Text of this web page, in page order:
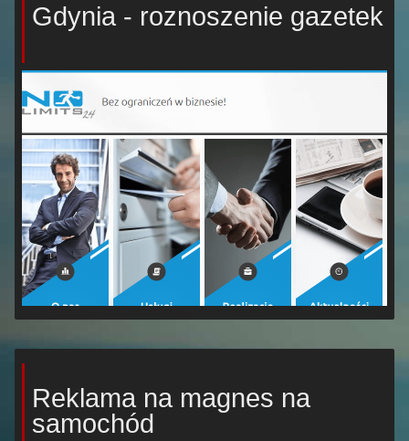
Gdynia - roznoszenie gazetek
Reklama na magnes na
samochód